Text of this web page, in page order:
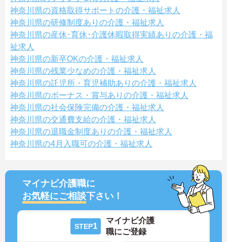
神奈川県の資格取得サポートの介護・福祉求人
神奈川県の研修制度ありの介護・福祉求人
神奈川県の産休･育休･介護休暇取得実績ありの介護・福
祉求人
神奈川県の新卒OKの介護・福祉求人
神奈川県の残業少なめの介護・福祉求人
神奈川県の託児所・育児補助ありの介護・福祉求人
神奈川県のボーナス・賞与ありの介護・福祉求人
神奈川県の社会保険完備の介護・福祉求人
神奈川県の交通費支給の介護・福祉求人
神奈川県の退職金制度ありの介護・福祉求人
神奈川県の4月入職可の介護・福祉求人
マイナビ介護職に
お気軽にご相談下さい！
STEP1
マイナビ介護
職にご登録